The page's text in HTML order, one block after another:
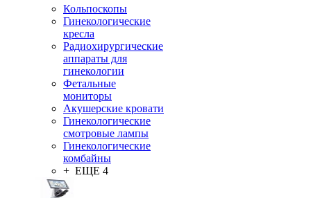
Кольпоскопы
Гинекологические
кресла
Радиохирургические
аппараты для
гинекологии
Фетальные
мониторы
Акушерские кровати
Гинекологические
смотровые лампы
Гинекологические
комбайны
+ ЕЩЕ 4